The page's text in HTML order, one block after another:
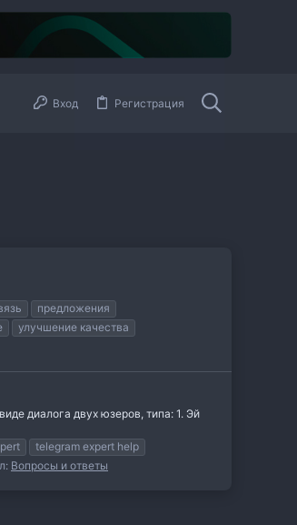
Вход Регистрация
предложения
улучшение качества
диалога двух юзеров, типа: 1. Эй
telegram expert help
Вопросы и ответы